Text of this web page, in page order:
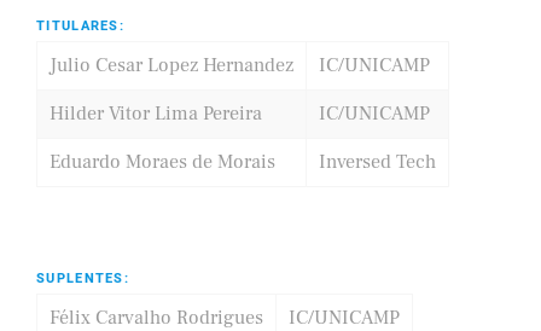
TITULARES:
Julio Cesar Lopez Hernandez
IC/UNICAMP
Hilder Vitor Lima Pereira
IC/UNICAMP
Eduardo Moraes de Morais
Inversed Tech
SUPLENTES:
Félix Carvalho Rodrigues IC/UNICAMP